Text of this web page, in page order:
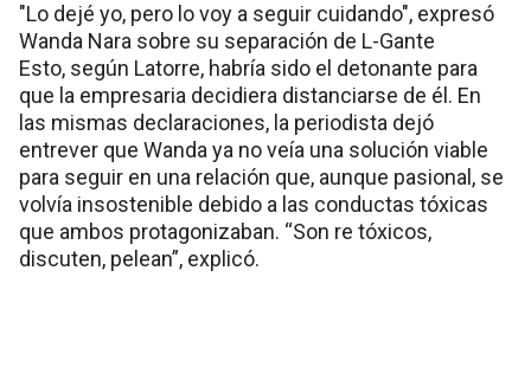
"Lo dejé yo, pero lo voy a seguir cuidando", expresó
Wanda Nara sobre su separación de L-Gante
Esto, según Latorre, habría sido el detonante para
que la empresaria decidiera distanciarse de él. En
las mismas declaraciones, la periodista dejó
entrever que Wanda ya no veía una solución viable
para seguir en una relación que, aunque pasional, se
volvía insostenible debido a las conductas tóxicas
que ambos protagonizaban. “Son re tóxicos,
discuten, pelean”, explicó.